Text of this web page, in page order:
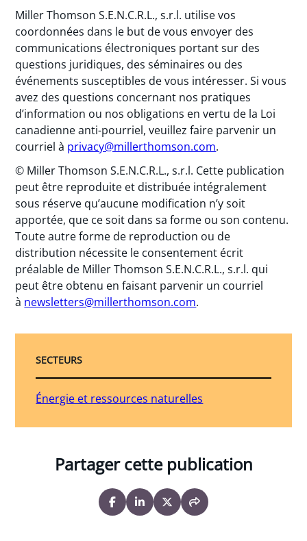
Miller Thomson S.E.N.C.R.L., s.r.l. utilise vos
coordonnées dans le but de vous envoyer des
communications électroniques portant sur des
questions juridiques, des séminaires ou des
événements susceptibles de vous intéresser. Si vous
avez des questions concernant nos pratiques
d’information ou nos obligations en vertu de la Loi
canadienne anti-pourriel, veuillez faire parvenir un
courriel à privacy@millerthomson.com.
© Miller Thomson S.E.N.C.R.L., s.r.l. Cette publication
peut être reproduite et distribuée intégralement
sous réserve qu’aucune modification n’y soit
apportée, que ce soit dans sa forme ou son contenu.
Toute autre forme de reproduction ou de
distribution nécessite le consentement écrit
préalable de Miller Thomson S.E.N.C.R.L., s.r.l. qui
peut être obtenu en faisant parvenir un courriel
à newsletters@millerthomson.com.
SECTEURS
Énergie et ressources naturelles
Partager cette publication